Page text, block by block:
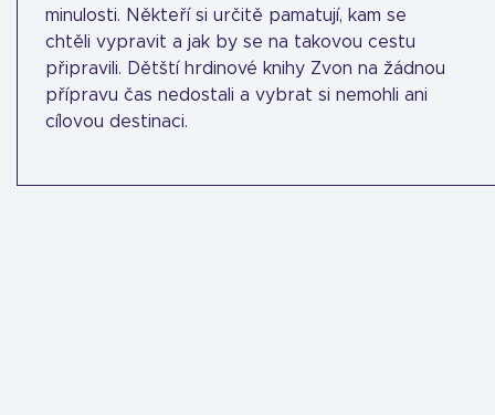
minulosti. Někteří si určitě pamatují, kam se
chtěli vypravit a jak by se na takovou cestu
připravili. Dětští hrdinové knihy Zvon na žádnou
přípravu čas nedostali a vybrat si nemohli ani
cílovou destinaci.